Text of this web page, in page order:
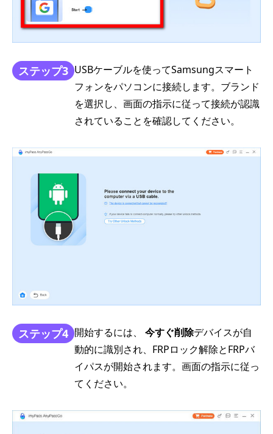
ステップ3 USBケーブルを使ってSamsungスマート
フォンをパソコンに接続します。ブランド
を選択し、画面の指示に従って接続が認識
されていることを確認してください。
ステップ4 開始するには、 今すぐ削除デバイスが自
動的に識別され、FRPロック解除とFRPバ
イパスが開始されます。画面の指示に従っ
てください。